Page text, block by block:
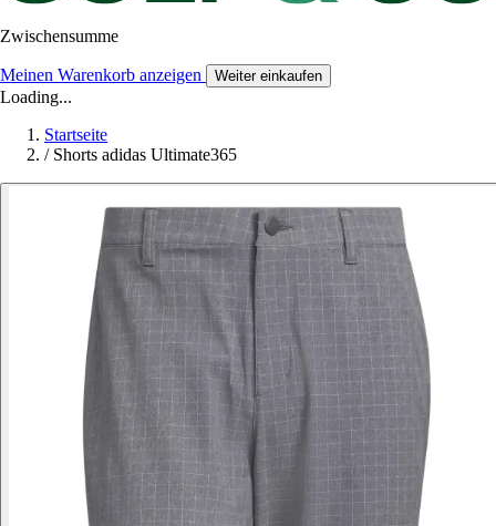
Zwischensumme
Meinen Warenkorb anzeigen Weiter einkaufen
Loading...
Startseite
/ Shorts adidas Ultimate365